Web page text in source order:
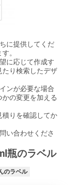
に提供してくだ
。
に応じて作成す
たり検索したデザ
ンが必要な場合
の変更を加える
積りを確認してか
い合わせくださ
瓶のラベル
のラベル